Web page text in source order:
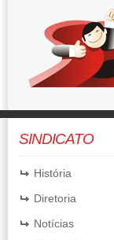
SINDICATO
História
Diretoria
Notícias